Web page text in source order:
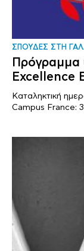
ΣΠΟΥΔΕΣ ΣΤΗ
Πρόγραμμα
Excellence
Καταληκτική
Campus France: